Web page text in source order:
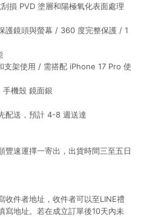
損 PVD ​​塗層和陽極氧化表面處理
護鏡頭與螢幕 / 360 度完整保護 / 1
支架使用 / 需搭配 iPhone 17 Pro 使
機殼 鏡面銀
配送，預計 4-8 週送達
豐速運擇一寄出，出貨時間三至五日
收件者地址，收件者可以至LINE禮
地址。若在成立訂單後10天內未